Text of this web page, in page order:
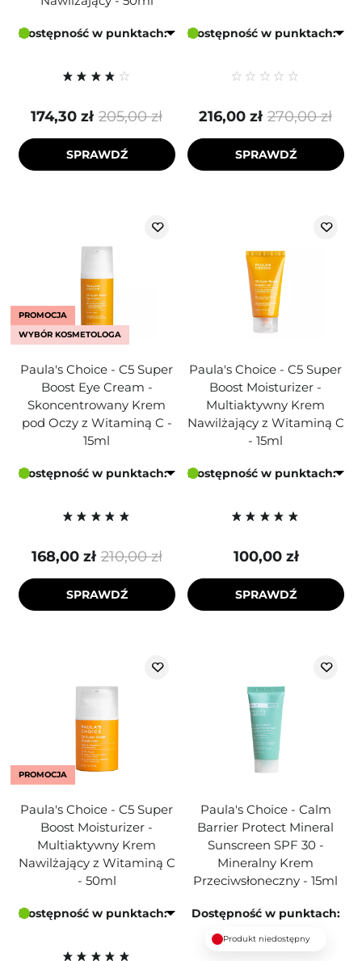
Dostępność w punktach:
205,00 zł
174,30 zł
SPRAWDŹ
Dostępność w punktach:
270,00 zł
216,00 zł
SPRAWDŹ
PROMOCJA
WYBÓR KOSMETOLOGA
Paula's Choice - C5 Super
Boost Eye Cream -
Skoncentrowany Krem
pod Oczy z Witaminą C -
15ml
Dostępność w punktach:
210,00 zł
168,00 zł
SPRAWDŹ
Paula's Choice - C5 Super
Boost Moisturizer -
Multiaktywny Krem
Nawilżający z Witaminą C
- 15ml
Dostępność w punktach:
100,00 zł
SPRAWDŹ
PROMOCJA
Paula's Choice - C5 Super
Boost Moisturizer -
Multiaktywny Krem
Nawilżający z Witaminą C
- 50ml
Dostępność w punktach:
Paula's Choice - Calm
Barrier Protect Mineral
Sunscreen SPF 30 -
Mineralny Krem
Przeciwsłoneczny - 15ml
Dostępność w punktach:
Produkt niedostępny